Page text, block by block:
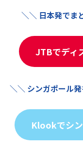
＼＼ 日本発でま
JTBでディ
＼＼ シンガポール
Klookでシ